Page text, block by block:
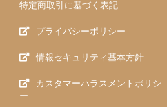
特定商取引に基づく表記
プライバシーポリシー
情報セキュリティ基本方針
カスタマーハラスメントポリシ
ー